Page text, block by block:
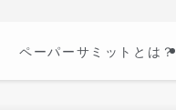
ペーパーサミットとは？